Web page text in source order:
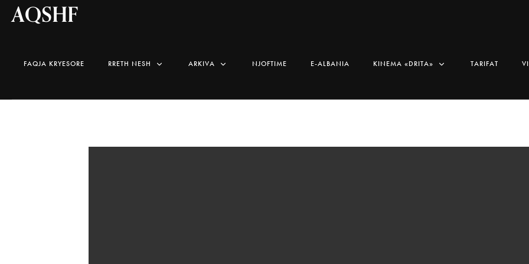
AQSHF
FAQJA KRYESORE RRETH NESH ARKIVA NJOFTIME E-ALBANIA KINEMA «DRITA» TARIFAT